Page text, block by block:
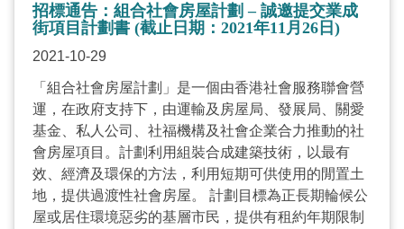
招標通告：組合社會房屋計劃 – 誠邀提交業成
街項目計劃書 (截止日期：2021年11月26日)
2021-10-29
「組合社會房屋計劃」是一個由香港社會服務聯會營
運，在政府支持下，由運輸及房屋局、發展局、關愛
基金、私人公司、社福機構及社會企業合力推動的社
會房屋項目。計劃利用組裝合成建築技術，以最有
效、經濟及環保的方法，利用短期可供使用的閒置土
地，提供過渡性社會房屋。 計劃目標為正長期輪候公
屋或居住環境惡劣的基層市民，提供有租約年期限制